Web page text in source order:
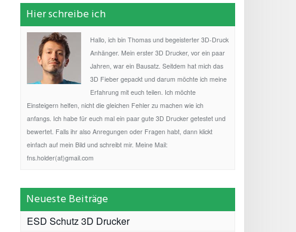
Hier schreibe ich
Hallo, ich bin Thomas und begeisterter 3D-Druck
Anhänger. Mein erster 3D Drucker, vor ein paar
Jahren, war ein Bausatz. Seitdem hat mich das
3D Fieber gepackt und darum möchte ich meine
Erfahrung mit euch teilen. Ich möchte
Einsteigern helfen, nicht die gleichen Fehler zu machen wie ich
anfangs. Ich habe für euch mal ein paar gute 3D Drucker getestet und
bewertet. Falls ihr also Anregungen oder Fragen habt, dann klickt
einfach auf mein Bild und schreibt mir. Meine Mail:
fns.holder(at)gmail.com
Neueste Beiträge
ESD Schutz 3D Drucker